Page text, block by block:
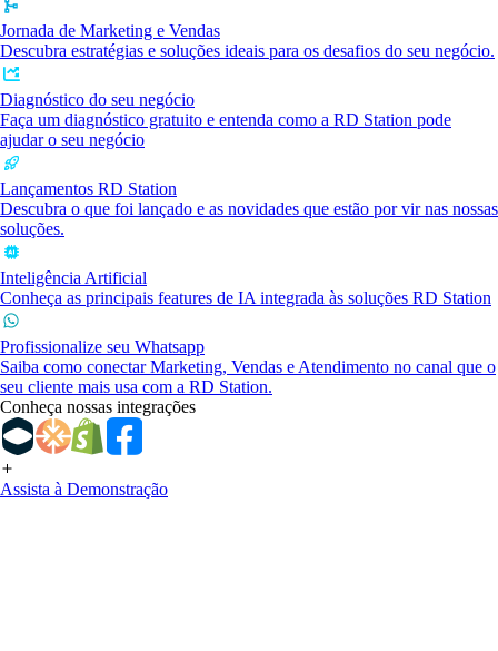
Jornada de Marketing e Vendas
Descubra estratégias e soluções ideais para os desafios do seu negócio.
Diagnóstico do seu negócio
Faça um diagnóstico gratuito e entenda como a RD Station pode
ajudar o seu negócio
Lançamentos RD Station
Descubra o que foi lançado e as novidades que estão por vir nas nossas
soluções.
Inteligência Artificial
Conheça as principais features de IA integrada às soluções RD Station
Profissionalize seu Whatsapp
Saiba como conectar Marketing, Vendas e Atendimento no canal que o
seu cliente mais usa com a RD Station.
Conheça nossas integrações
Assista à Demonstração